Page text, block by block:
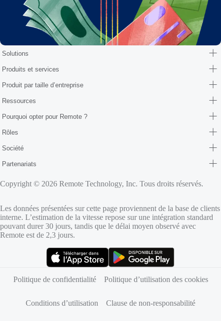
Solutions
Produits et services
Produit par taille d’entreprise
Ressources
Pourquoi opter pour Remote ?
Rôles
Société
Partenariats
Copyright © 2026 Remote Technology, Inc. Tous droits réservés.
Les données présentées sur cette page proviennent de la base de clients
interne. L’estimation de la vitesse repose sur une intégration standard
pouvant durer 30 jours, tandis que le délai moyen observé avec
Remote est de 2,3 jours.
Politique de confidentialité
Politique d’utilisation des cookies
Conditions d’utilisation Clause de non-responsabilité